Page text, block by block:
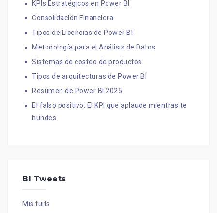
KPIs Estratégicos en Power BI
Consolidación Financiera
Tipos de Licencias de Power BI
Metodología para el Análisis de Datos
Sistemas de costeo de productos
Tipos de arquitecturas de Power BI
Resumen de Power BI 2025
El falso positivo: El KPI que aplaude mientras te
hundes
BI Tweets
Mis tuits